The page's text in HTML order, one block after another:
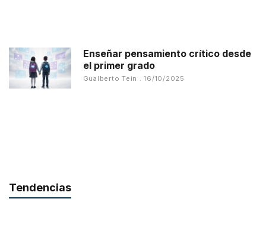
Enseñar pensamiento crítico desde
el primer grado
Gualberto Tein 16/10/2025
Tendencias